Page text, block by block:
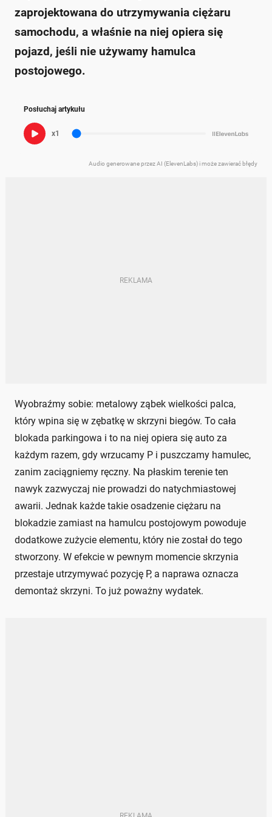
zaprojektowana do utrzymywania ciężaru
samochodu, a właśnie na niej opiera się
pojazd, jeśli nie używamy hamulca
postojowego.
Posłuchaj artykułu
x1
Audio generowane przez AI (ElevenLabs) i może zawierać błędy
Wyobraźmy sobie: metalowy ząbek wielkości palca,
który wpina się w zębatkę w skrzyni biegów. To cała
blokada parkingowa i to na niej opiera się auto za
każdym razem, gdy wrzucamy P i puszczamy hamulec,
zanim zaciągniemy ręczny. Na płaskim terenie ten
nawyk zazwyczaj nie prowadzi do natychmiastowej
awarii. Jednak każde takie osadzenie ciężaru na
blokadzie zamiast na hamulcu postojowym powoduje
dodatkowe zużycie elementu, który nie został do tego
stworzony. W efekcie w pewnym momencie skrzynia
przestaje utrzymywać pozycję P, a naprawa oznacza
demontaż skrzyni. To już poważny wydatek.